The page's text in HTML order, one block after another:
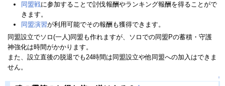
同盟戦に参加することで討伐報酬やランキング報酬を得ることがで
きます。
同盟演習が利用可能でその報酬も獲得できます。
同盟設立でソロ(一人)同盟も作れますが、ソロでの同盟Pの蓄積・守護
神強化は時間がかかります。
また、設立直後の脱退でも24時間は同盟設立や他同盟への加入はできま
せん。
↑